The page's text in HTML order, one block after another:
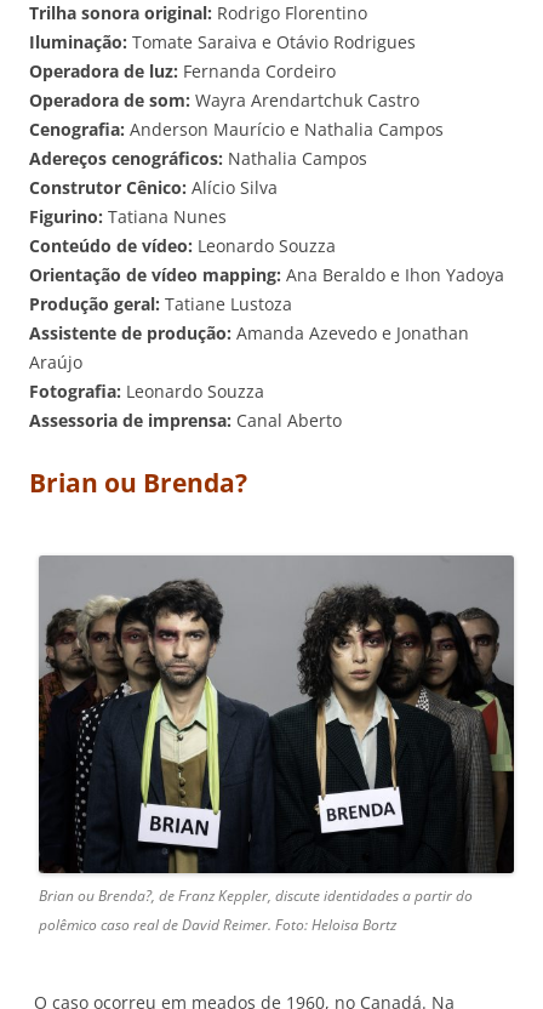
Trilha sonora original: Rodrigo Florentino
Iluminação: Tomate Saraiva e Otávio Rodrigues
Operadora de luz: Fernanda Cordeiro
Operadora de som: Wayra Arendartchuk Castro
Cenografia: Anderson Maurício e Nathalia Campos
Adereços cenográficos: Nathalia Campos
Construtor Cênico: Alício Silva
Figurino: Tatiana Nunes
Conteúdo de vídeo: Leonardo Souzza
Orientação de vídeo mapping: Ana Beraldo e Ihon Yadoya
Produção geral: Tatiane Lustoza
Assistente de produção: Amanda Azevedo e Jonathan
Araújo
Fotografia: Leonardo Souzza
Assessoria de imprensa: Canal Aberto
Brian ou Brenda?
Brian ou Brenda?, de Franz Keppler, discute identidades a partir do
polêmico caso real de David Reimer. Foto: Heloisa Bortz
O caso ocorreu em meados de 1960, no Canadá. Na